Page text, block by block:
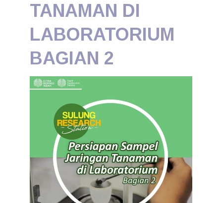
TANAMAN DI
LABORATORIUM
BAGIAN 2